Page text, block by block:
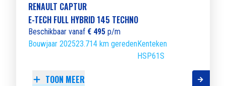
RENAULT CAPTUR
E-TECH FULL HYBRID 145 TECHNO
Beschikbaar vanaf € 495 p/m
Bouwjaar 202523.714 km geredenKenteken
HSP61S
TOON MEER